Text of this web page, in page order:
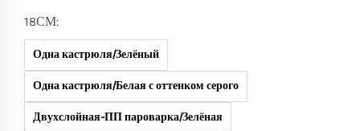
18СМ:
Одна кастрюля/Зелёный
Одна кастрюля/Белая с оттенком серого
Двухслойная-ПП пароварка/Зелёная